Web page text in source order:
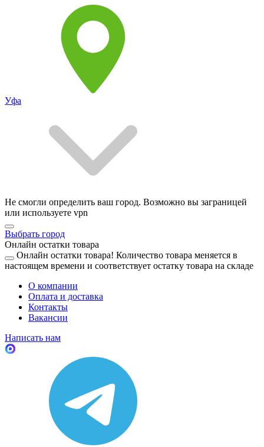
Уфа
Не смогли определить ваш город. Возможно вы заграницей
или используете vpn
Выбрать город
Онлайн остатки товара
Онлайн остатки товара! Количество товара меняется в
настоящем времени и соответствует остатку товара на складе
О компании
Оплата и доставка
Контакты
Вакансии
Написать нам